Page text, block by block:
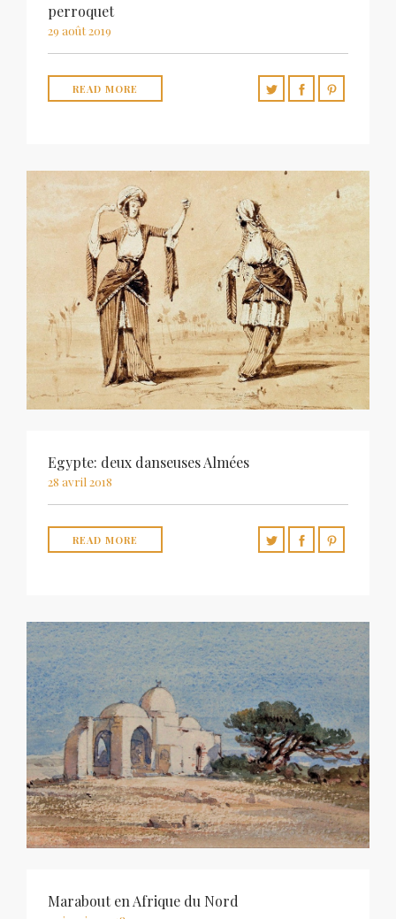
perroquet
29 août 2019
READ MORE
Egypte: deux danseuses Almées
28 avril 2018
READ MORE
Marabout en Afrique du Nord